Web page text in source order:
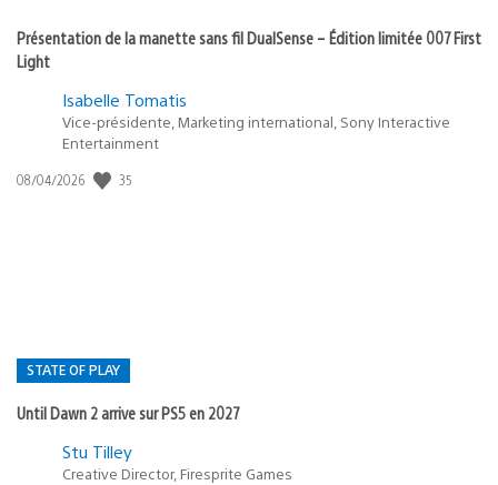
Présentation de la manette sans fil DualSense – Édition limitée 007 First
Light
Isabelle Tomatis
Vice-présidente, Marketing international, Sony Interactive
Entertainment
Date
08/04/2026 35
STATE OF PLAY
Until Dawn 2 arrive sur PS5 en 2027
PostéeStu Tilley
Creative Director, Firesprite Games